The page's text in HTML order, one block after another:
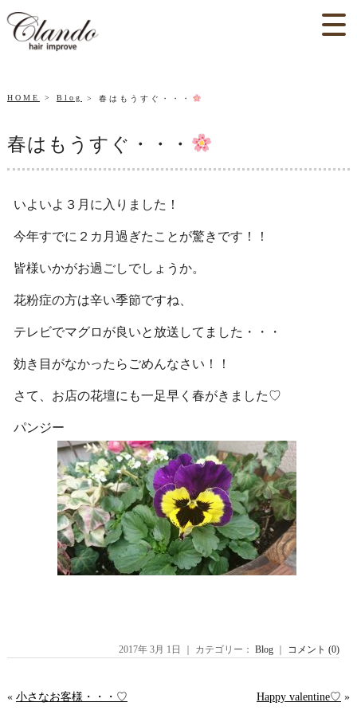
HOME Blog 春はもうすぐ・・・
春はもうすぐ・・・
いよいよ３月に入りました！
今年すでに２カ月過ぎたことが驚きです！！
皆様いかがお過ごしでしょうか。
花粉症の方は辛い季節ですね、
テレビでマグロが良いと放送してました・・・
効き目がなかったらごめんなさい！！
さて、お店の花壇にも一足早く春がきました♡
パンジー
2017年 3月 1日 ｜ カテゴリー：Blog コメント (0)
« 小さなお客様・・・♡ Happy valentine♡ »